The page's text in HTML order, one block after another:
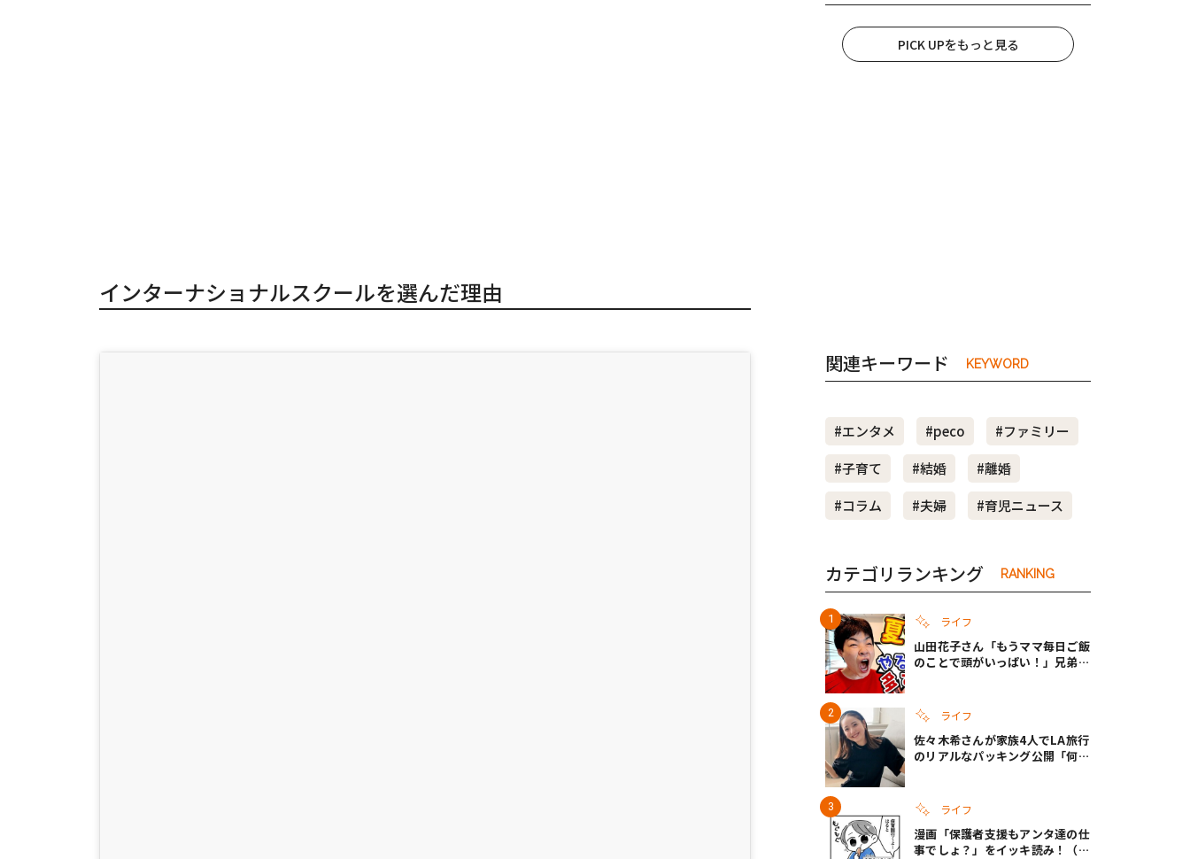
インターナショナルスクールを選んだ理由
PICK UPをもっと見る
関連キーワード KEYWORD
#エンタメ #peco
#ファミリー
#子育て
#結婚
#離婚
#コラム
#夫婦 #育児ニュース
カテゴリランキング RANKING
ライフ
山田花子さん「もうママ毎日ご飯
のことで頭がいっぱい！」兄弟夏
ライフ
佐々木希さんが家族4人でLA旅行
のリアルなパッキング公開「何が
ライフ
漫画「保護者支援もアンタ達の仕
事でしょ？」をイッキ読み！（右